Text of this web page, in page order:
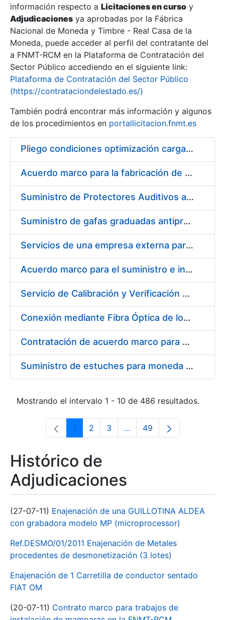
Mostrar/Ocultar
información respecto a Licitaciones en curso y
Adjudicaciones ya aprobadas por la Fábrica
Nacional de Moneda y Timbre - Real Casa de la
Moneda, puede acceder al perfil del contratante del
a FNMT-RCM en la Plataforma de Contratación del
Sector Público accediendo en el siguiente link:
Plataforma de Contratación del Sector Público
(https://contrataciondelestado.es/)
También podrá encontrar más información y algunos
de los procedimientos en portallicitacion.fnmt.es
Pliego condiciones optimización cargas compras firmado
Acuerdo marco para la fabricación de piezas
Suministro de Protectores Auditivos a medida para las personas trabajadoras de los Centros de Trabajo de Madrid y Burgos
Suministro de gafas graduadas antiproyecciones para los trabajadores de la FNMT-RCM en los centros de trabajo de Madrid y Burgos
Servicios de una empresa externa para el asesoramiento y resolución de los recursos de alzada que se presentan relacionados con procesos de selección para la FNMT-RCM
Acuerdo marco para el suministro e instalación de persianas, estores y otros complementos
Servicio de Calibración y Verificación Externa de los Equipos de Medición del Servicio de Prevención de la FNMT-RCM
Conexión mediante Fibra Óptica de los Centros de Proceso de Datos (CPDs) de las sedes de la FNMT-RCM de Burgos y Madrid
Contratación de acuerdo marco para el Suministro de Material de Electricidad para la Fábrica Nacional de Moneda y Timbre-Real Casa de la Moneda en su centro de trabajo de Burgos
Suministro de estuches para moneda de 30 €
Mostrando el intervalo 1 - 10 de 486 resultados.
Página
1 Página
2 Página
3 ...Páginas intermedias Use
Página
49
Histórico de
Adjudicaciones
(27-07-11) Enajenación de una GUILLOTINA ALDEA
con grabadora modelo MP (microprocessor)
Ref.DESMO/01/2011 Enajenación de Metales
procedentes de desmonetización (3 lotes)
Enajenación de 1 Carretilla de conductor sentado
FIAT OM
(20-07-11) Contrato marco para trabajos de